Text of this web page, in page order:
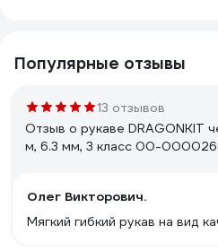
Популярные отзывы
13 отзывов
Отзыв о рукаве DRAGONKIT
м, 6.3 мм, 3 класс 00-
Олег Викторович.
Мягкий гибкий рукав на вид